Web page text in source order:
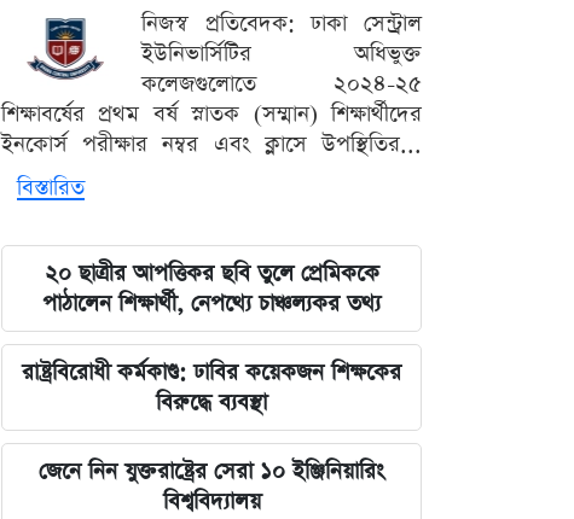
নিজস্ব প্রতিবেদক: ঢাকা সেন্ট্রাল
ইউনিভার্সিটির অধিভুক্ত
কলেজগুলোতে ২০২৪-২৫
শিক্ষাবর্ষের প্রথম বর্ষ স্নাতক (সম্মান) শিক্ষার্থীদের
ইনকোর্স পরীক্ষার নম্বর এবং ক্লাসে উপস্থিতির...
বিস্তারিত
২০ ছাত্রীর আপত্তিকর ছবি তুলে প্রেমিককে
পাঠালেন শিক্ষার্থী, নেপথ্যে চাঞ্চল্যকর তথ্য
রাষ্ট্রবিরোধী কর্মকাণ্ড: ঢাবির কয়েকজন শিক্ষকের
বিরুদ্ধে ব্যবস্থা
জেনে নিন যুক্তরাষ্ট্রের সেরা ১০ ইঞ্জিনিয়ারিং
বিশ্ববিদ্যালয়